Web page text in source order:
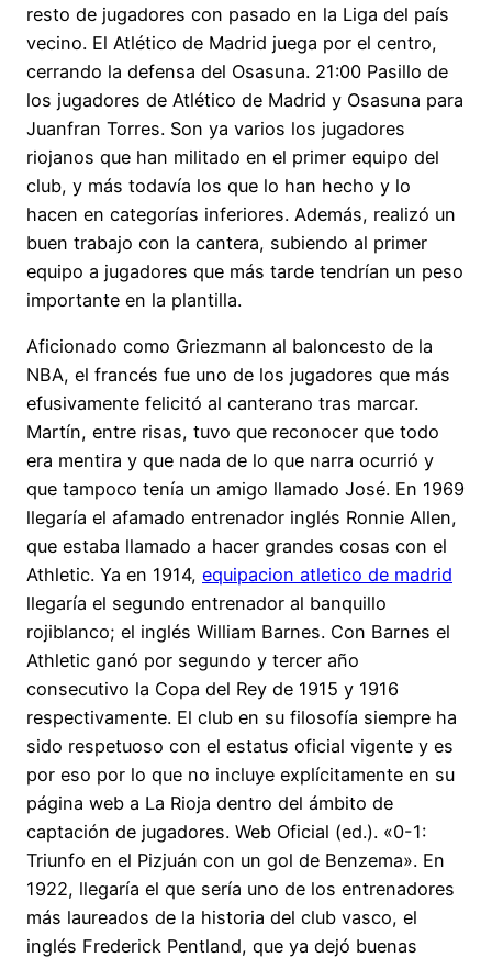
resto de jugadores con pasado en la Liga del país
vecino. El Atlético de Madrid juega por el centro,
cerrando la defensa del Osasuna. 21:00 Pasillo de
los jugadores de Atlético de Madrid y Osasuna para
Juanfran Torres. Son ya varios los jugadores
riojanos que han militado en el primer equipo del
club, y más todavía los que lo han hecho y lo
hacen en categorías inferiores. Además, realizó un
buen trabajo con la cantera, subiendo al primer
equipo a jugadores que más tarde tendrían un peso
importante en la plantilla.
Aficionado como Griezmann al baloncesto de la
NBA, el francés fue uno de los jugadores que más
efusivamente felicitó al canterano tras marcar.
Martín, entre risas, tuvo que reconocer que todo
era mentira y que nada de lo que narra ocurrió y
que tampoco tenía un amigo llamado José. En 1969
llegaría el afamado entrenador inglés Ronnie Allen,
que estaba llamado a hacer grandes cosas con el
Athletic. Ya en 1914, equipacion atletico de madrid
llegaría el segundo entrenador al banquillo
rojiblanco; el inglés William Barnes. Con Barnes el
Athletic ganó por segundo y tercer año
consecutivo la Copa del Rey de 1915 y 1916
respectivamente. El club en su filosofía siempre ha
sido respetuoso con el estatus oficial vigente y es
por eso por lo que no incluye explícitamente en su
página web a La Rioja dentro del ámbito de
captación de jugadores. Web Oficial (ed.). «0-1:
Triunfo en el Pizjuán con un gol de Benzema». En
1922, llegaría el que sería uno de los entrenadores
más laureados de la historia del club vasco, el
inglés Frederick Pentland, que ya dejó buenas